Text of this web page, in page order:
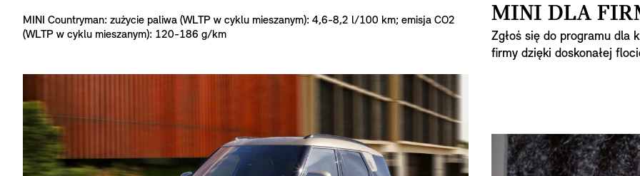
MINI Countryman: zużycie paliwa (WLTP w cyklu mieszanym): 4,6-8,2 l/100 km; emisja CO2
(WLTP w cyklu mieszanym): 120-186 g/km
MINI DLA
Zgłoś się do programu dla
firmy dzięki doskonałej